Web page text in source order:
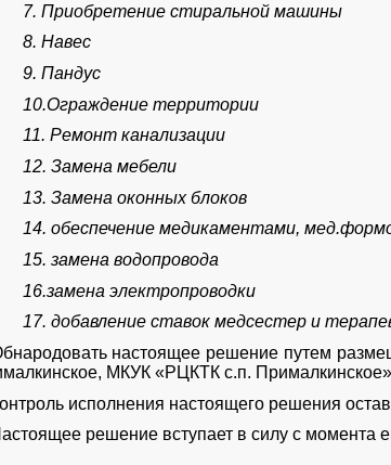
7. Приобретение стиральной машины
8. Навес
9. Пандус
10.Ограждение территории
11. Ремонт канализации
12. Замена мебели
13. Замена оконных блоков
14. обеспечение медикаментами,
15. замена водопровода
16.замена электропроводки
17. добавление ставок медсестер и
настоящее решение путем
МКУК «РЦКТК с.п.
исполнения настоящего решения
решение вступает в силу с момента